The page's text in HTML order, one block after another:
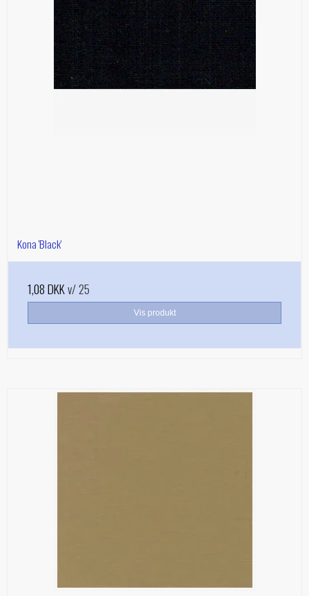
Kona 'Black'
1,08 DKKv/ 25
Vis produkt